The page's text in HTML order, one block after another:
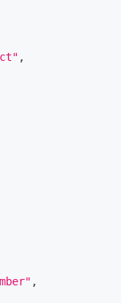
,
,